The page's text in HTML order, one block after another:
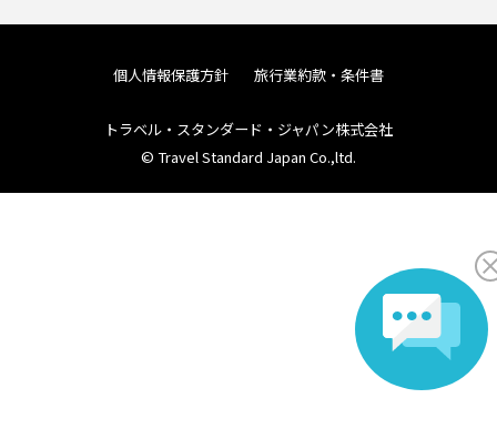
個人情報保護方針 旅行業約款・条件書
トラベル・スタンダード・ジャパン株式会社
© Travel Standard Japan Co.,ltd.